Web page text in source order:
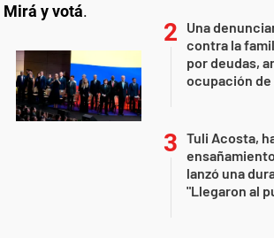
Mirá y votá.
Una
contra la
por deudas,
ocupación de
Tuli Acosta,
lanzó una
"Llegaron al